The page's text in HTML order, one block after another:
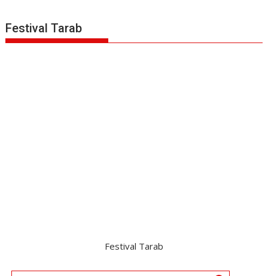
Festival Tarab
Festival Tarab